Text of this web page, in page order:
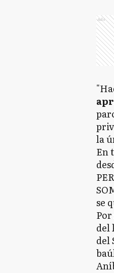
Ads
la
En
se
del
del